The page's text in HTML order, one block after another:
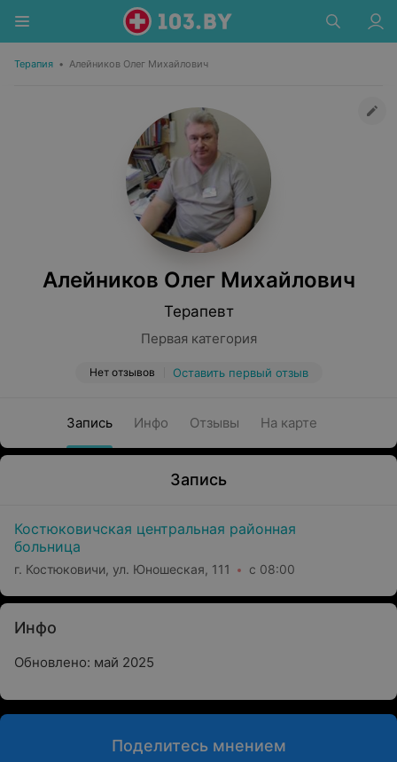
Терапия • Алейников Олег Михайлович
Алейников Олег Михайлович
Терапевт
Первая категория
Нет отзывов Оставить первый отзыв
Запись Инфо Отзывы На карте
Запись
Костюковичская центральная районная
больница
г. Костюковичи, ул. Юношеская, 111 с 08:00
Инфо
Обновлено: май 2025
Поделитесь мнением